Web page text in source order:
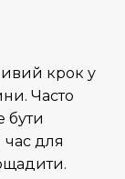
крок у
Часто
бути
для